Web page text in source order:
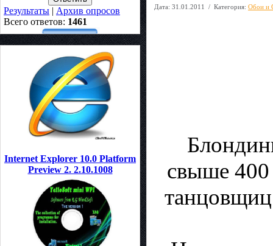
Результаты | Архив опросов
Всего ответов: 1461
Internet Explorer 10.0 Platform
Preview 2. 2.10.1008
Дата: 31.01.2011 / Категория: Обои и
свыше 400